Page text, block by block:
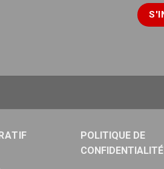
POLITIQUE DE
CONFIDENTIALITÉ